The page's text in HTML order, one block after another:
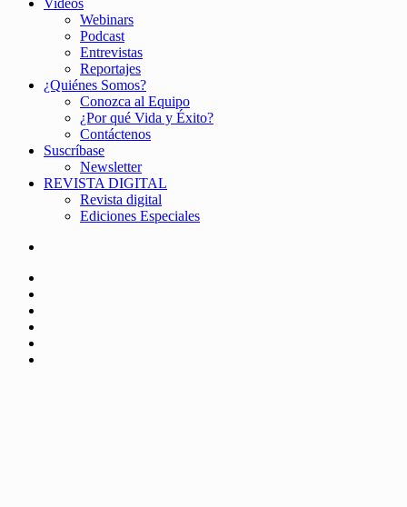
Videos
Webinars
Podcast
Entrevistas
Reportajes
¿Quiénes Somos?
Conozca al Equipo
¿Por qué Vida y Éxito?
Contáctenos
Suscríbase
Newsletter
REVISTA DIGITAL
Revista digital
Ediciones Especiales